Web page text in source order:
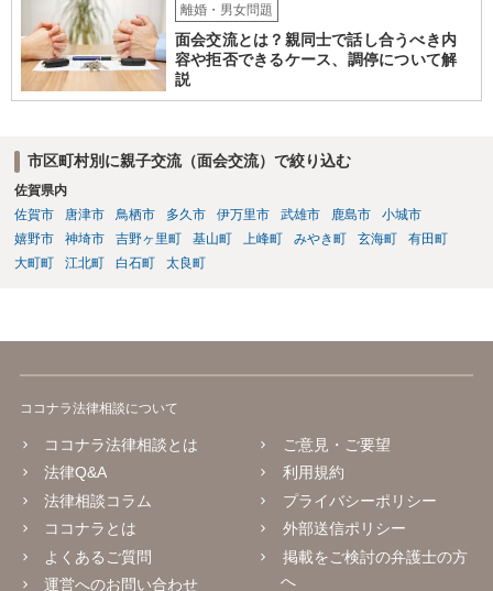
離婚・男女問題
面会交流とは？親同士で話し合うべき内
容や拒否できるケース、調停について解
説
市区町村別に親子交流（面会交流）で絞り込む
佐賀県内
佐賀市
唐津市 鳥栖市 多久市 伊万里市 武雄市 鹿島市
小城市
嬉野市
神埼市 吉野ヶ里町 基山町 上峰町 みやき町 玄海町
有田町
大町町
江北町 白石町 太良町
ココナラ法律相談について
ココナラ法律相談とは
法律Q&A
法律相談コラム
ココナラとは
よくあるご質問
運営へのお問い合わせ
ご意見・ご要望
利用規約
プライバシーポリシー
外部送信ポリシー
掲載をご検討の弁護士の方
へ